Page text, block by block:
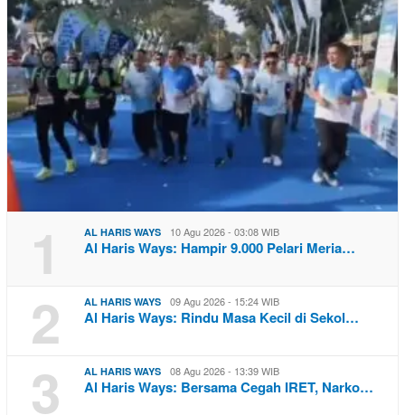
1 AL HARIS WAYS 10 Agu 2026 - 03:08 WIB
Al Haris Ways: Hampir 9.000 Pelari Meria…
2 AL HARIS WAYS 09 Agu 2026 - 15:24 WIB
Al Haris Ways: Rindu Masa Kecil di Sekol…
3 AL HARIS WAYS 08 Agu 2026 - 13:39 WIB
Al Haris Ways: Bersama Cegah IRET, Narko…